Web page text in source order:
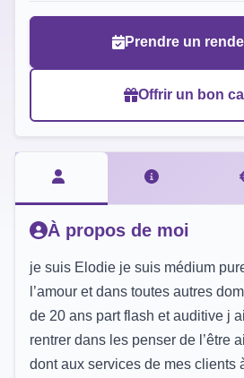
Prendre un
Offrir un bon
À propos de moi
je suis Elodie je suis médium
l’amour et dans toutes autres
de 20 ans part flash et auditive j
rentrer dans les penser de l’être
dont aux services de mes clients